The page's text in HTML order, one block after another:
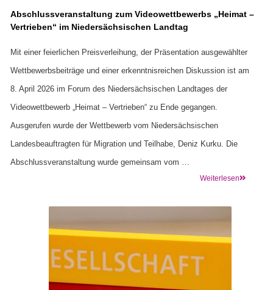
Abschlussveranstaltung zum Videowettbewerbs „Heimat –
Vertrieben“ im Niedersächsischen Landtag
Mit einer feierlichen Preisverleihung, der Präsentation ausgewählter
Wettbewerbsbeiträge und einer erkenntnisreichen Diskussion ist am
8. April 2026 im Forum des Niedersächsischen Landtages der
Videowettbewerb „Heimat – Vertrieben“ zu Ende gegangen.
Ausgerufen wurde der Wettbewerb vom Niedersächsischen
Landesbeauftragten für Migration und Teilhabe, Deniz Kurku. Die
Abschlussveranstaltung wurde gemeinsam vom …
Weiterlesen